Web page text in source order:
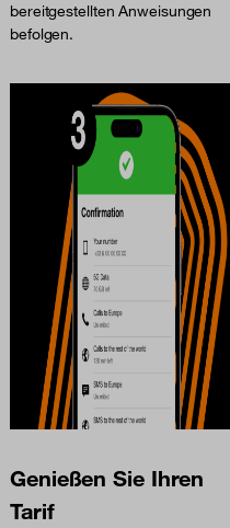
bereitgestellten Anweisungen
befolgen.
Genießen Sie Ihren
Tarif